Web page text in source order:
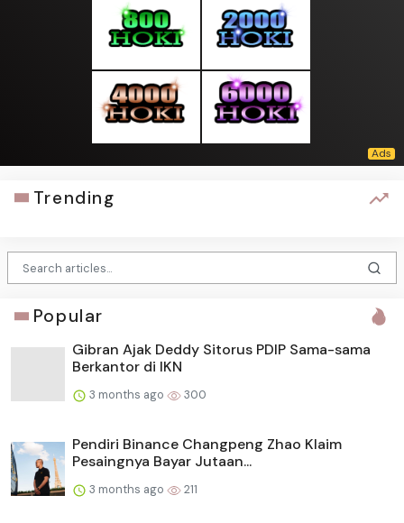
Trending
Popular
Gibran Ajak Deddy Sitorus PDIP Sama-sama
Berkantor di IKN
3 months ago 300
Pendiri Binance Changpeng Zhao Klaim
Pesaingnya Bayar Jutaan...
3 months ago 211